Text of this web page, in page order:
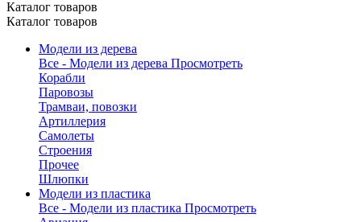
Каталог товаров
Каталог товаров
Модели из дерева
Все - Модели из дерева Просмотреть
Корабли
Паровозы
Трамваи, повозки
Артиллерия
Самолеты
Строения
Прочее
Шлюпки
Модели из пластика
Все - Модели из пластика Просмотреть